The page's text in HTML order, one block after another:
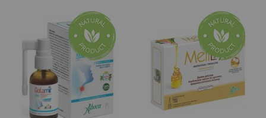
ЛЮБИМИ